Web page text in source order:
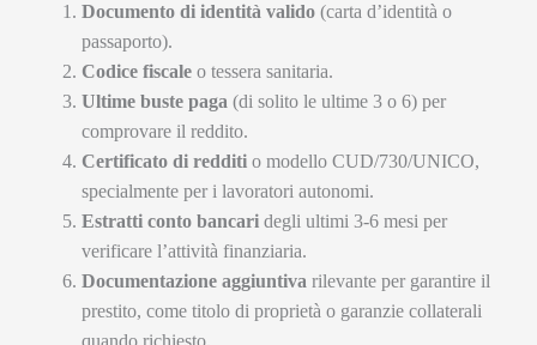
Documento di identità valido (carta d’identità o
passaporto).
Codice fiscale o tessera sanitaria.
Ultime buste paga (di solito le ultime 3 o 6) per
comprovare il reddito.
Certificato di redditi o modello CUD/730/UNICO,
specialmente per i lavoratori autonomi.
Estratti conto bancari degli ultimi 3-6 mesi per
verificare l’attività finanziaria.
Documentazione aggiuntiva rilevante per garantire il
prestito, come titolo di proprietà o garanzie collaterali
quando richiesto.